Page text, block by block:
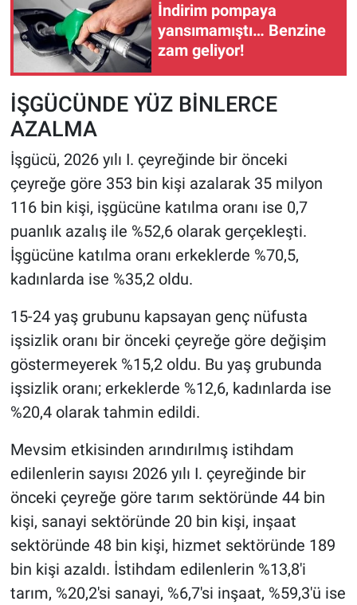
İndirim pompaya
yansımamıştı… Benzine
zam geliyor!
İŞGÜCÜNDE YÜZ BİNLERCE
AZALMA
İşgücü, 2026 yılı I. çeyreğinde bir önceki
çeyreğe göre 353 bin kişi azalarak 35 milyon
116 bin kişi, işgücüne katılma oranı ise 0,7
puanlık azalış ile %52,6 olarak gerçekleşti.
İşgücüne katılma oranı erkeklerde %70,5,
kadınlarda ise %35,2 oldu.
15-24 yaş grubunu kapsayan genç nüfusta
işsizlik oranı bir önceki çeyreğe göre değişim
göstermeyerek %15,2 oldu. Bu yaş grubunda
işsizlik oranı; erkeklerde %12,6, kadınlarda ise
%20,4 olarak tahmin edildi.
Mevsim etkisinden arındırılmış istihdam
edilenlerin sayısı 2026 yılı I. çeyreğinde bir
önceki çeyreğe göre tarım sektöründe 44 bin
kişi, sanayi sektöründe 20 bin kişi, inşaat
sektöründe 48 bin kişi, hizmet sektöründe 189
bin kişi azaldı. İstihdam edilenlerin %13,8'i
tarım, %20,2'si sanayi, %6,7'si inşaat, %59,3'ü ise